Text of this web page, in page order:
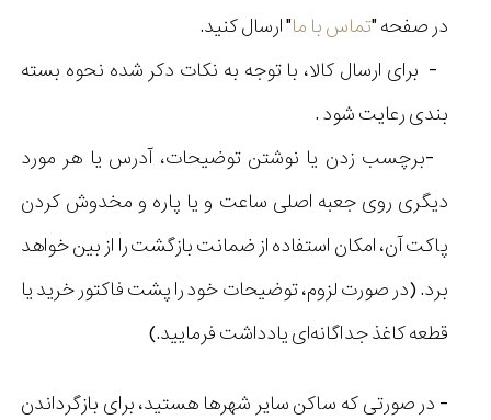
در صفحه
"تماس با ما" ارسال کنید.
- برای ارسال کالا، با توجه به نکات دکر شده نحوه بسته
بندی رعایت شود.
-برچسب زدن یا نوشتن توضیحات، آدرس یا هر مورد
دیگری روی جعبه اصلی ساعت و یا پاره و مخدوش کردن
پاکت آن، امکان استفاده از ضمانت بازگشت را از بین خواهد
برد. (در صورت لزوم، توضیحات خود را پشت فاکتور خرید یا
قطعه کاغذ جداگانه‌ای یادداشت فرمایید.)
- در صورتی که ساکن سایر شهرها هستید، برای بازگرداندن